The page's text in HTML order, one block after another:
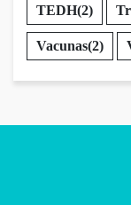
TEDH(2)
Vacunas(2)